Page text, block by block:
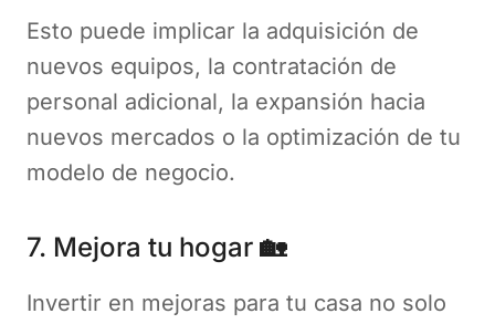
Esto puede implicar la adquisición de
nuevos equipos, la contratación de
personal adicional, la expansión hacia
nuevos mercados o la optimización de tu
modelo de negocio.
7. Mejora tu hogar 🏡
Invertir en mejoras para tu casa no solo